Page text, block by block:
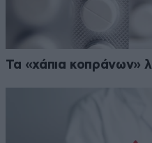
Τα «χάπια κοπράνων»